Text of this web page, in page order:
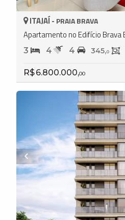
ITAJAÍ - PRAIA BRAVA
3 4 4 345,0
R$ 6.800.000,00